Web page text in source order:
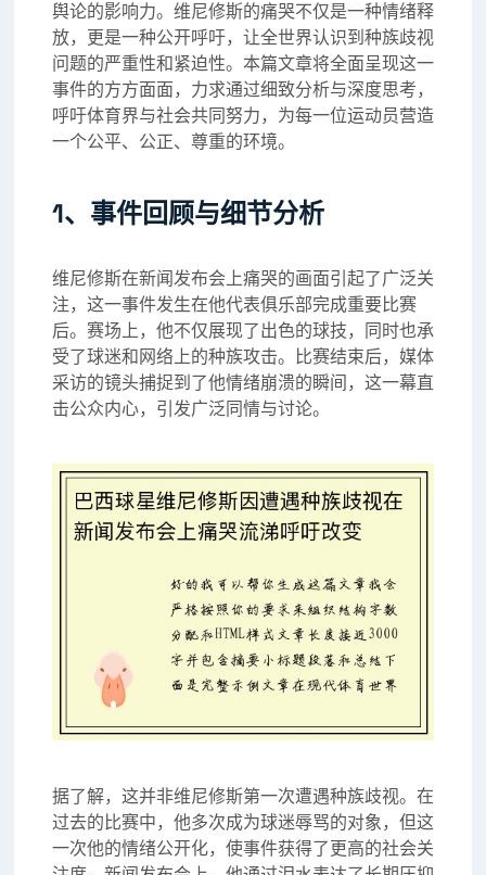
舆论的影响力。维尼修斯的痛哭不仅是一种情绪释
放，更是一种公开呼吁，让全世界认识到种族歧视
问题的严重性和紧迫性。本篇文章将全面呈现这一
事件的方方面面，力求通过细致分析与深度思考，
呼吁体育界与社会共同努力，为每一位运动员营造
一个公平、公正、尊重的环境。
1、事件回顾与细节分析
维尼修斯在新闻发布会上痛哭的画面引起了广泛关
注，这一事件发生在他代表俱乐部完成重要比赛
后。赛场上，他不仅展现了出色的球技，同时也承
受了球迷和网络上的种族攻击。比赛结束后，媒体
采访的镜头捕捉到了他情绪崩溃的瞬间，这一幕直
击公众内心，引发广泛同情与讨论。
据了解，这并非维尼修斯第一次遭遇种族歧视。在
过去的比赛中，他多次成为球迷辱骂的对象，但这
一次他的情绪公开化，使事件获得了更高的社会关